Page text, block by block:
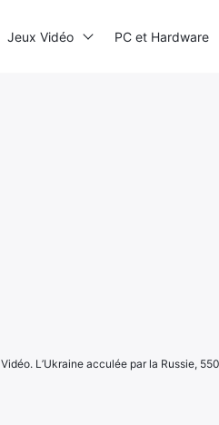
Vidéo. L’Ukraine acculée par la Russie,
Jeux Vidéo PC et Hardware